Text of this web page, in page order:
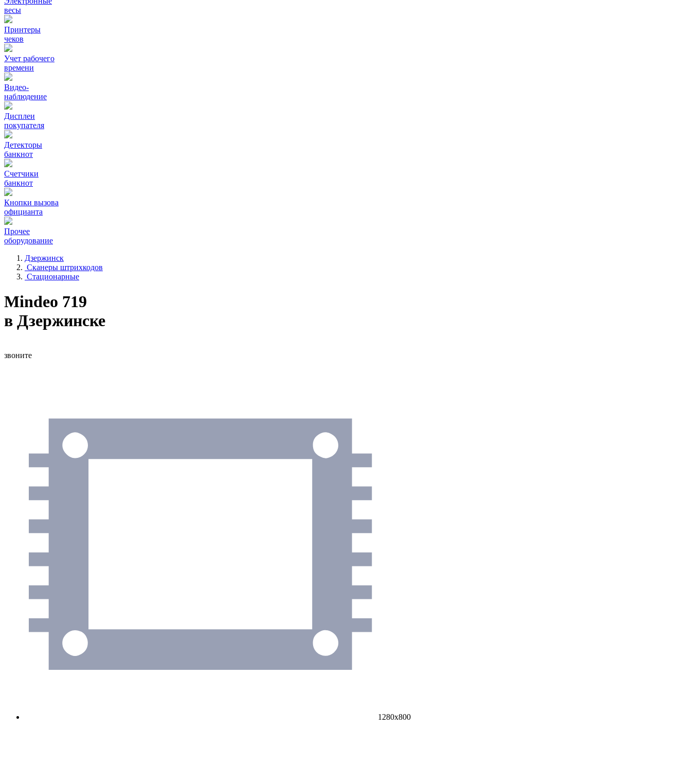
весы
Принтеры
чеков
Учет рабочего
времени
Видео‑
наблюдение
Дисплеи
покупателя
Детекторы
банкнот
Счетчики
банкнот
Кнопки вызова
официанта
Прочее
оборудование
Дзержинск
Сканеры штрихкодов
Стационарные
Mindeo 719
в Дзержинске
звоните
1280х800